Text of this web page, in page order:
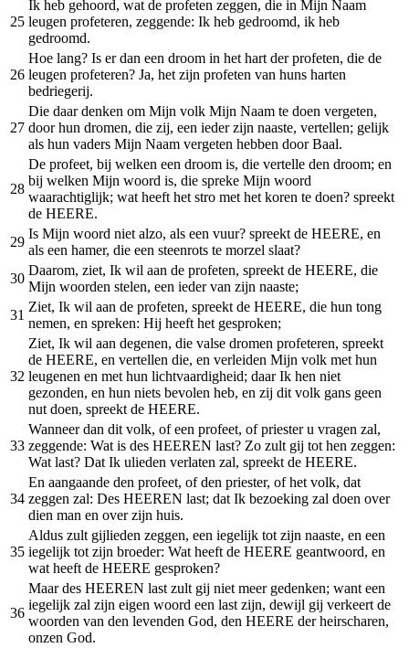
25
Ik heb gehoord, wat de profeten zeggen, die in Mijn Naam
leugen profeteren, zeggende: Ik heb gedroomd, ik heb
gedroomd.
26
Hoe lang? Is er dan een droom in het hart der profeten, die de
leugen profeteren? Ja, het zijn profeten van huns harten
bedriegerij.
27
Die daar denken om Mijn volk Mijn Naam te doen vergeten,
door hun dromen, die zij, een ieder zijn naaste, vertellen; gelijk
als hun vaders Mijn Naam vergeten hebben door Baal.
28
De profeet, bij welken een droom is, die vertelle den droom; en
bij welken Mijn woord is, die spreke Mijn woord
waarachtiglijk; wat heeft het stro met het koren te doen? spreekt
de HEERE.
29
Is Mijn woord niet alzo, als een vuur? spreekt de HEERE, en
als een hamer, die een steenrots te morzel slaat?
30
Daarom, ziet, Ik wil aan de profeten, spreekt de HEERE, die
Mijn woorden stelen, een ieder van zijn naaste;
31
Ziet, Ik wil aan de profeten, spreekt de HEERE, die hun tong
nemen, en spreken: Hij heeft het gesproken;
32
Ziet, Ik wil aan degenen, die valse dromen profeteren, spreekt
de HEERE, en vertellen die, en verleiden Mijn volk met hun
leugenen en met hun lichtvaardigheid; daar Ik hen niet
gezonden, en hun niets bevolen heb, en zij dit volk gans geen
nut doen, spreekt de HEERE.
33
Wanneer dan dit volk, of een profeet, of priester u vragen zal,
zeggende: Wat is des HEEREN last? Zo zult gij tot hen zeggen:
Wat last? Dat Ik ulieden verlaten zal, spreekt de HEERE.
34
En aangaande den profeet, of den priester, of het volk, dat
zeggen zal: Des HEEREN last; dat Ik bezoeking zal doen over
dien man en over zijn huis.
35
Aldus zult gijlieden zeggen, een iegelijk tot zijn naaste, en een
iegelijk tot zijn broeder: Wat heeft de HEERE geantwoord, en
wat heeft de HEERE gesproken?
36
Maar des HEEREN last zult gij niet meer gedenken; want een
iegelijk zal zijn eigen woord een last zijn, dewijl gij verkeert de
woorden van den levenden God, den HEERE der heirscharen,
onzen God.